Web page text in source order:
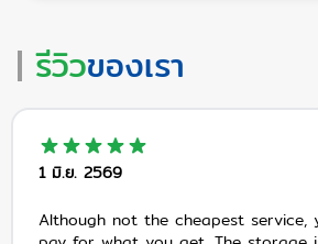
รีวิวของเรา
1 มิ.ย. 2569
Although not the cheapest service,